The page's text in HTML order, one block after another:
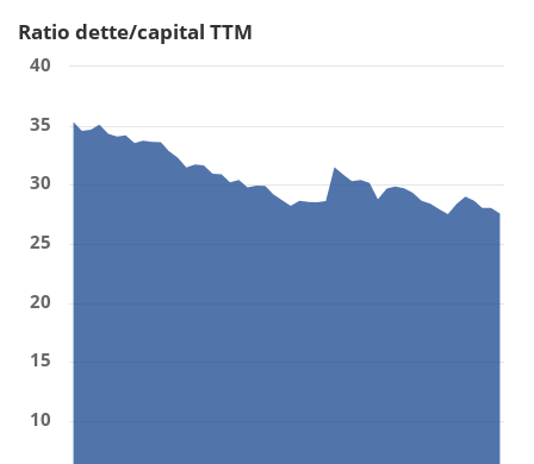
Ratio dette/capital TTM
10
15
20
25
30
35
40